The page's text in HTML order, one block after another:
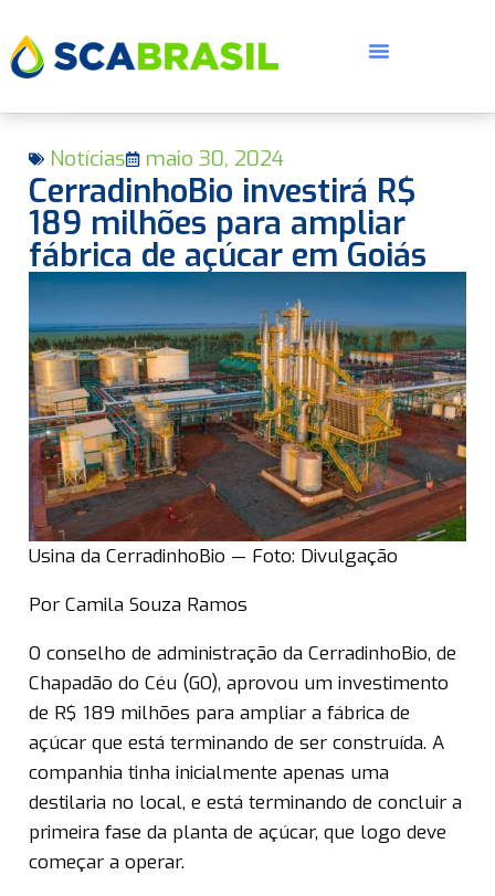
Notícias maio 30, 2024
CerradinhoBio investirá R$
189 milhões para ampliar
fábrica de açúcar em Goiás
Usina da CerradinhoBio — Foto: Divulgação
Por Camila Souza Ramos
O conselho de administração da CerradinhoBio, de
Chapadão do Céu (GO), aprovou um investimento
de R$ 189 milhões para ampliar a fábrica de
açúcar que está terminando de ser construída. A
companhia tinha inicialmente apenas uma
destilaria no local, e está terminando de concluir a
primeira fase da planta de açúcar, que logo deve
começar a operar.